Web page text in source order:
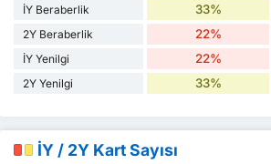
İY Beraberlik 33%
2Y Beraberlik 22%
İY Yenilgi 22%
2Y Yenilgi 33%
İY / 2Y Kart Sayısı